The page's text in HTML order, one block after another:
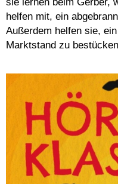
helfen mit, ein
Außerdem helfen sie,
Marktstand zu